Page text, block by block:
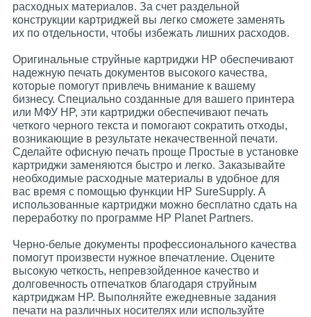
расходных материалов. За счет раздельной
конструкции картриджей вы легко сможете заменять
их по отдельности, чтобы избежать лишних расходов.
Оригинальные струйные картриджи HP обеспечивают
надежную печать документов высокого качества,
которые помогут привлечь внимание к вашему
бизнесу. Специально созданные для вашего принтера
или МФУ HP, эти картриджи обеспечивают печать
четкого черного текста и помогают сократить отходы,
возникающие в результате некачественной печати.
Сделайте офисную печать проще Простые в установке
картриджи заменяются быстро и легко. Заказывайте
необходимые расходные материалы в удобное для
вас время с помощью функции HP SureSupply. А
использованные картриджи можно бесплатно сдать на
переработку по программе HP Planet Partners.
Черно-белые документы профессионального качества
помогут произвести нужное впечатление. Оцените
высокую четкость, непревзойденное качество и
долговечность отпечатков благодаря струйным
картриджам HP. Выполняйте ежедневные задания
печати на различных носителях или используйте